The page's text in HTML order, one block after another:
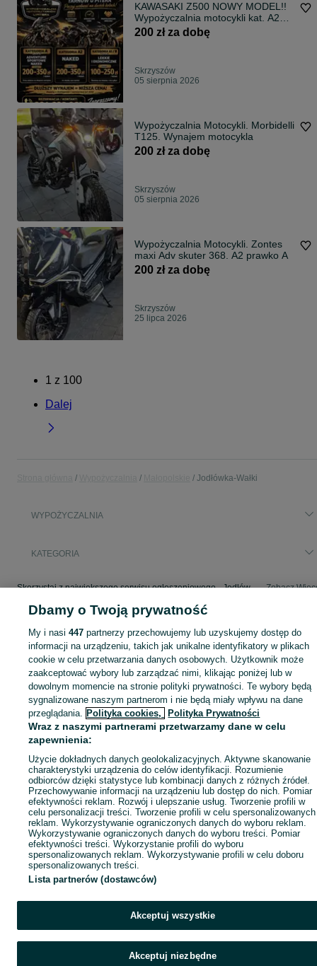
KAWASAKI Z500 NOWY MODEL!!
Wypożyczalnia motocykli kat. A2
Zapraszam!
200 zł za dobę
Skrzyszów
05 sierpnia 2026
Wypożyczalnia Motocykli. Morbidelli
T125. Wynajem motocykla
200 zł za dobę
Skrzyszów
05 sierpnia 2026
Wypożyczalnia Motocykli. Zontes
maxi Adv skuter 368. A2 prawko A
200 zł za dobę
Skrzyszów
25 lipca 2026
1 z 100
Dalej
Jodłówka-Wałki
WYPOŻYCZALNIA
KATEGORIA
Skorzystaj z największego serwisu ogłoszeniowego - Jodłówka-Wałki i okolice! - kupuj lub sprzedawaj jeszcze wygodniej w kategorii Wypożyczalnia! Zobacz
Mapa miejscowości
Mapa ministron
Popularne wyszukiwania
Dbamy o Twoją prywatność
My i nasi447 partnerzy przechowujemy lub uzyskujemy dostęp do
informacji na urządzeniu, takich jak unikalne identyfikatory w plikach
cookie w celu przetwarzania danych osobowych. Użytkownik może
zaakceptować wybory lub zarządzać nimi, klikając poniżej lub w
dowolnym momencie na stronie polityki prywatności. Te wybory będą
sygnalizowane naszym partnerom i nie będą miały wpływu na dane
przeglądania. Polityka cookies, Polityka Prywatności
Wraz z naszymi partnerami przetwarzamy dane w celu
zapewnienia:
Użycie dokładnych danych geolokalizacyjnych. Aktywne skanowanie
charakterystyki urządzenia do celów identyfikacji. Rozumienie
odbiorców dzięki statystyce lub kombinacji danych z różnych źródeł.
Przechowywanie informacji na urządzeniu lub dostęp do nich. Pomiar
efektywności reklam. Rozwój i ulepszanie usług. Tworzenie profili w
celu personalizacji treści. Tworzenie profili w celu spersonalizowanych
reklam. Wykorzystywanie ograniczonych danych do wyboru reklam.
Wykorzystywanie ograniczonych danych do wyboru treści. Pomiar
efektywności treści. Wykorzystanie profili do wyboru
spersonalizowanych reklam. Wykorzystywanie profili w celu doboru
spersonalizowanych treści.
Lista partnerów (dostawców)
Akceptuj wszystkie
Akceptuj niezbędne